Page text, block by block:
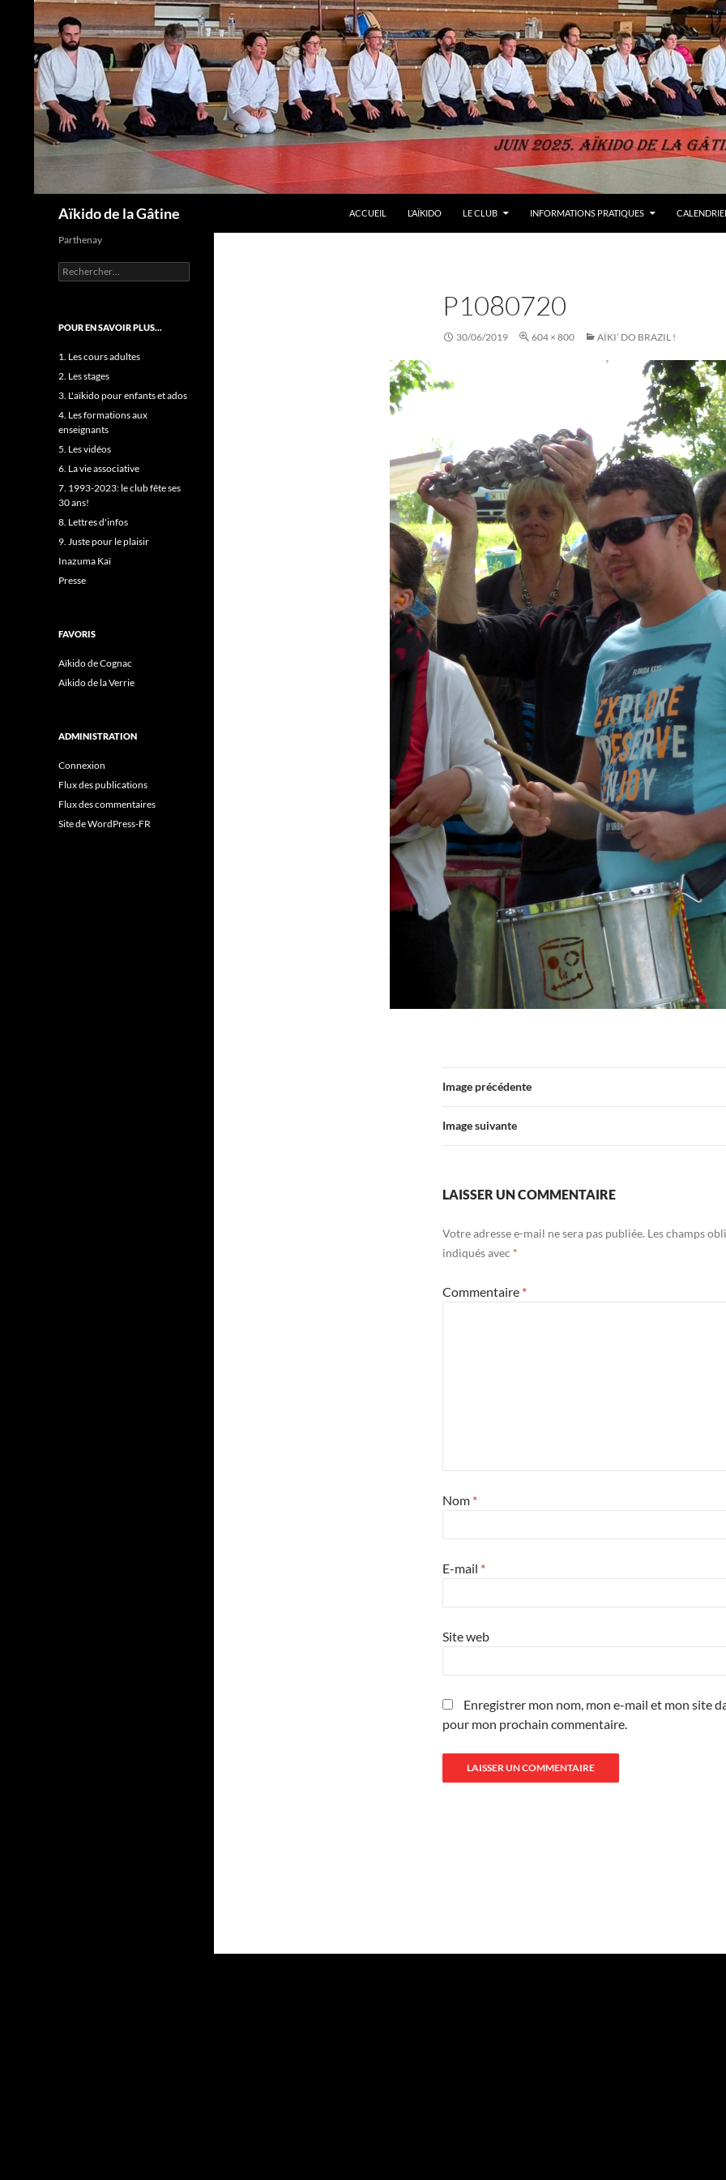
Aïkido de la Gâtine
ACCUEIL
L’AÏKIDO LE CLUB INFORMATIONS PRATIQUES
P1080720
30/06/2019 604 × 800 AÏKI’ DO BRAZIL !
Image précédente
Image suivante
LAISSER UN COMMENTAIRE
Votre adresse e-mail ne sera pas publiée. Les champs
indiqués avec *
Commentaire *
Nom *
E-mail *
Site web
Enregistrer mon nom, mon e-mail et mon site
pour mon prochain commentaire.
Parthenay
Rechercher :
POUR EN SAVOIR PLUS…
1. Les cours adultes
2. Les stages
3. L'aïkido pour enfants et ados
4. Les formations aux
enseignants
5. Les vidéos
6. La vie associative
7. 1993-2023: le club fête ses
30 ans!
8. Lettres d'infos
9. Juste pour le plaisir
Inazuma Kaï
Presse
FAVORIS
Aïkido de Cognac
Aïkido de la Verrie
ADMINISTRATION
Connexion
Flux des publications
Flux des commentaires
Site de WordPress-FR